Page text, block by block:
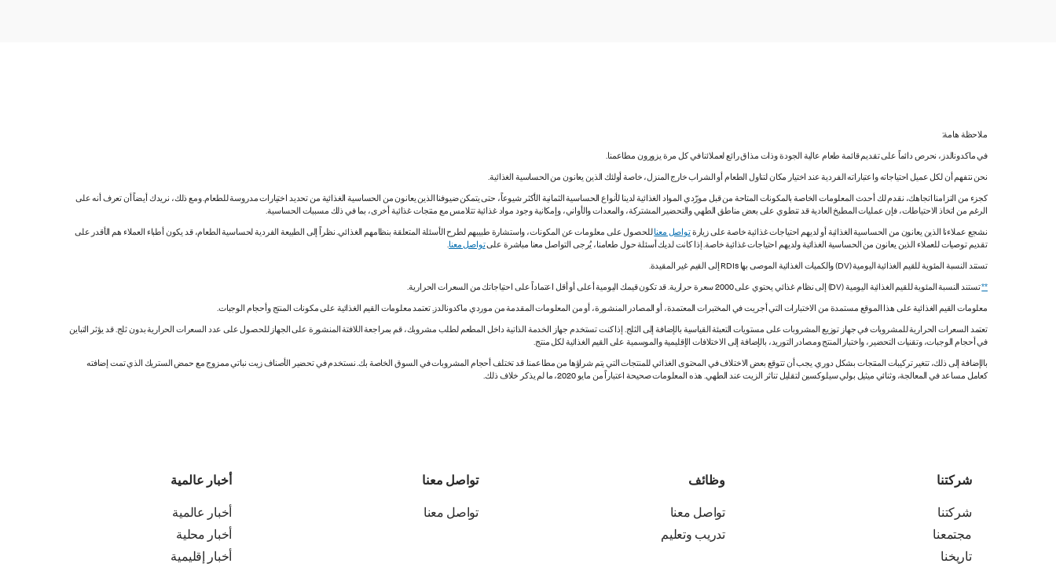
ملاحظة هامة:
في ماكدونالدز، نحرص دائماً على تقديم قائمة طعام عالية الجودة وذات مذاق رائع لعملائنا في كل مرة يزورون مطاعمنا.
نحن نتفهم أن لكل عميل احتياجاته واعتباراته الفردية عند اختيار مكان لتناول الطعام أو الشراب خارج المنزل، خاصة أولئك الذين يعانون من الحساسية الغذائية.
كجزء من التزامنا اتجاهك، نقدم لك أحدث المعلومات الخاصة بالمكونات المتاحة من قبل مورّدي المواد الغذائية لدينا لأنواع الحساسية الثمانية الأكثر شيوعاً، حتى يتمكن ضيوفنا الذين يعانون من الحساسية الغذائية من تحديد اختيارات مدروسة للطعام. ومع ذلك، نريدك أيضاً أن تعرف أنه على
الرغم من اتخاذ الاحتياطات، فإن عمليات المطبخ العادية قد تنطوي على بعض مناطق الطهي والتحضير المشتركة، والمعدات والأواني، وإمكانية وجود مواد غذائية تتلامس مع منتجات غذائية أخرى، بما في ذلك مسببات الحساسية.
نشجع عملاءنا الذين يعانون من الحساسية الغذائية أو لديهم احتياجات غذائية خاصة على زيارةتواصل معناللحصول على معلومات عن المكونات، واستشارة طبيبهم لطرح الأسئلة المتعلقة بنظامهم الغذائي. نظراً إلى الطبيعة الفردية لحساسية الطعام، قد يكون أطباء العملاء هم الأقدر على
تقديم توصيات للعملاء الذين يعانون من الحساسية الغذائية ولديهم احتياجات غذائية خاصة. إذا كانت لديك أسئلة حول طعامنا، يُرجى التواصل معنا مباشرة علىتواصل معنا.
تستند النسبة المئوية للقيم الغذائية اليومية (DV) والكميات الغذائية الموصى بها RDIs إلى القيم غير المقيدة.
**تستند النسبة المئوية للقيم الغذائية اليومية (DV) إلى نظام غذائي يحتوي على 2000 سعرة حرارية. قد تكون قيمك اليومية أعلى أو أقل اعتماداً على احتياجاتك من السعرات الحرارية.
معلومات القيم الغذائية على هذا الموقع مستمدة من الاختبارات التي أجريت في المختبرات المعتمدة، أو المصادر المنشورة، أو من المعلومات المقدمة من موردي ماكدونالدز. تعتمد معلومات القيم الغذائية على مكونات المنتج وأحجام الوجبات.
تعتمد السعرات الحرارية للمشروبات في جهاز توزيع المشروبات على مستويات التعبئة القياسية بالإضافة إلى الثلج. إذا كنت تستخدم جهاز الخدمة الذاتية داخل المطعم لطلب مشروبك، قم بمراجعة اللافتة المنشورة على الجهاز للحصول على عدد السعرات الحرارية بدون ثلج. قد يؤثر التباين
في أحجام الوجبات، وتقنيات التحضير، واختبار المنتج ومصادر التوريد، بالإضافة إلى الاختلافات الإقليمية والموسمية على القيم الغذائية لكل منتج.
بالإضافة إلى ذلك، تتغير تركيبات المنتجات بشكل دوري. يجب أن تتوقع بعض الاختلاف في المحتوى الغذائي للمنتجات التي يتم شراؤها من مطاعمنا. قد تختلف أحجام المشروبات في السوق الخاصة بك. نستخدم في تحضير الأصناف زيت نباتي ممزوج مع حمض الستريك الذي تمت إضافته
كعامل مساعد في المعالجة، وثنائي ميثيل بولي سيلوكسين لتقليل تناثر الزيت عند الطهي. هذه المعلومات صحيحة اعتباراً من مايو 2020، ما لم يذكر خلاف ذلك.
شركتنا
شركتنا
مجتمعنا
تاريخنا
وظائف
تواصل معنا
تدريب وتعليم
تواصل معنا
تواصل معنا
أخبار عالمية
أخبار عالمية
أخبار محلية
أخبار إقليمية